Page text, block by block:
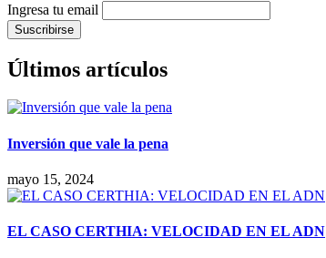
Ingresa tu email
Últimos artículos
Inversión que vale la pena
mayo 15, 2024
EL CASO CERTHIA: VELOCIDAD EN EL ADN